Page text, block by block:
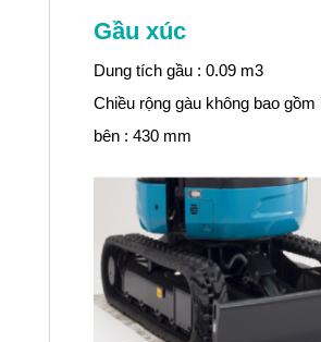
Gầu xúc
Dung tích gầu : 0.09 m3
Chiều rộng gàu không bao
bên : 430 mm